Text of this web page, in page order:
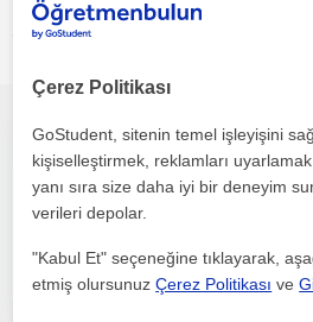
Selçuklu, Karatay, Konya sehri
Matematik
Çerez Politikası
GoStudent, sitenin temel işleyişini
kişiselleştirmek, reklamları
yanı sıra size daha iyi bir deneyim
verileri depolar.
"Kabul Et" seçeneğine tıklayarak,
etmiş olursunuzÇerez Politikası ve